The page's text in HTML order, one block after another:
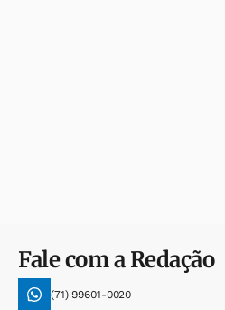
Fale com a Redação
(71) 99601-0020